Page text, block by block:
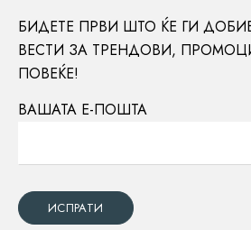
БИДЕТЕ ПРВИ ШТО ЌЕ ГИ
ВЕСТИ ЗА ТРЕНДОВИ,
ПОВЕЌЕ!
ВАШАТА Е-ПОШТА